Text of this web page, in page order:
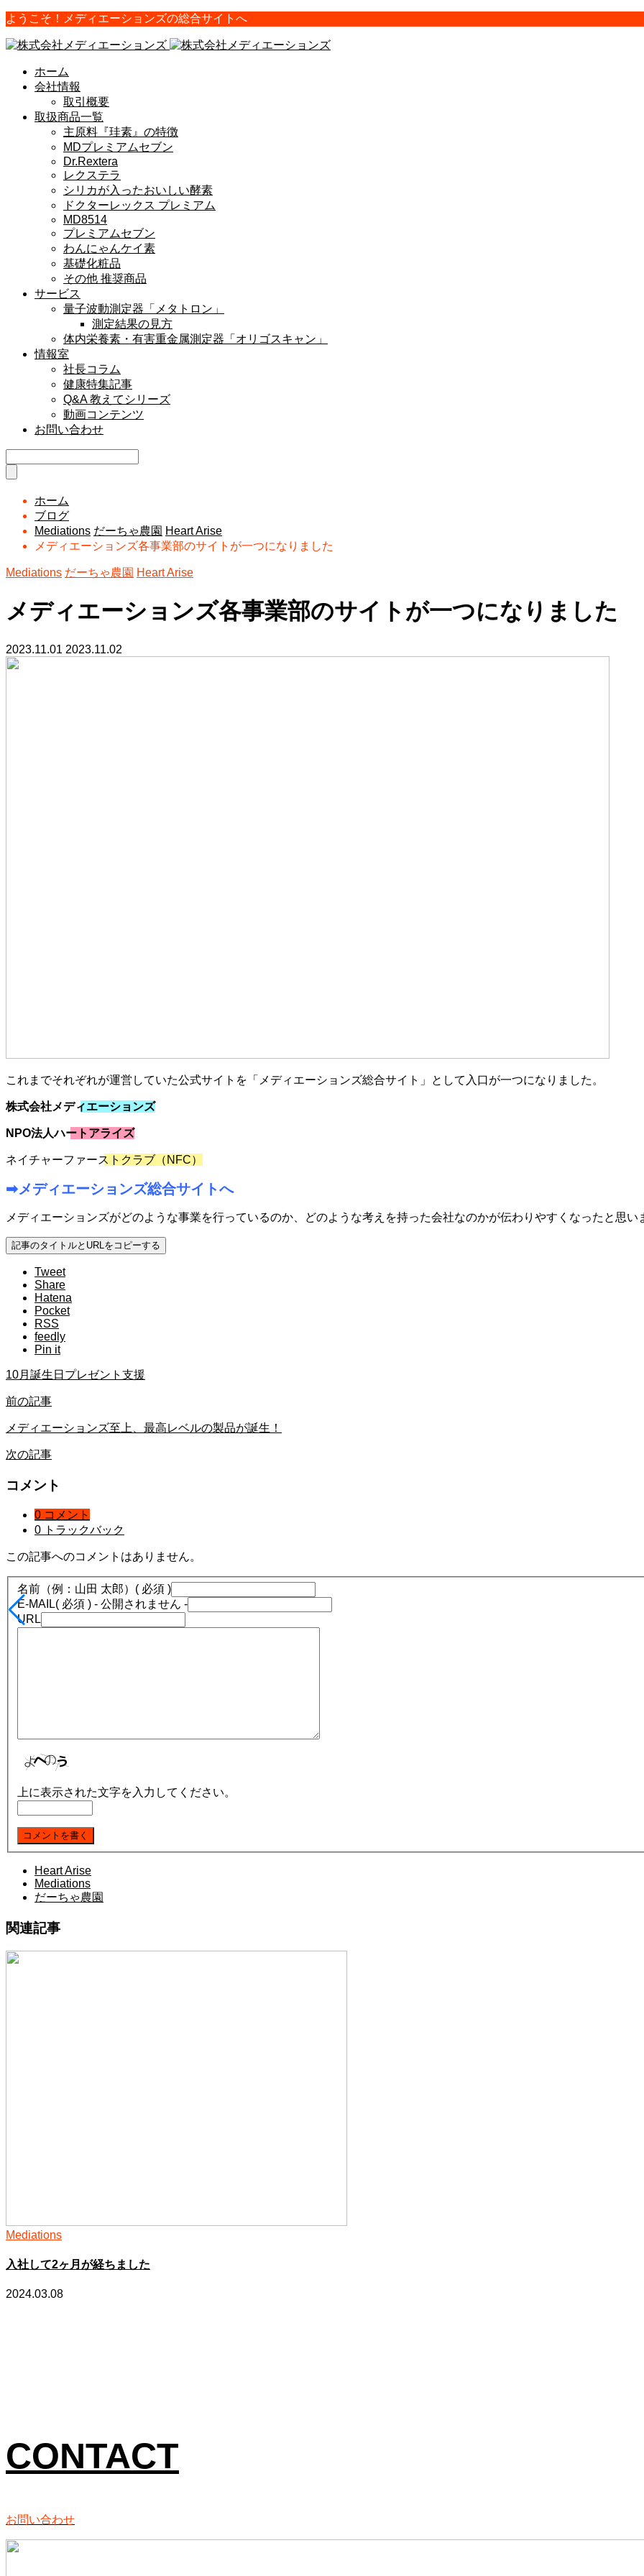
ようこそ！メディエーションズの総合サイトへ
ホーム
会社情報
取引概要
取扱商品一覧
主原料『珪素』の特徴
MDプレミアムセブン
Dr.Rextera
レクステラ
シリカが入ったおいしい酵素
ドクターレックス プレミアム
MD8514
プレミアムセブン
わんにゃんケイ素
基礎化粧品
その他 推奨商品
サービス
量子波動測定器「メタトロン」
測定結果の見方
体内栄養素・有害重金属測定器「オリゴスキャン」
情報室
社長コラム
健康特集記事
Q&A 教えてシリーズ
動画コンテンツ
お問い合わせ
ホーム
ブログ
Mediations だーちゃ農園 Heart Arise
メディエーションズ各事業部のサイトが一つになりました
Mediations だーちゃ農園 Heart Arise
メディエーションズ各事業部のサイトが一つになりました
2023.11.01 2023.11.02
これまでそれぞれが運営していた公式サイトを「メディエーションズ総合サイト」として入口が一つになりました。
株式会社メディエーションズ
NPO法人ハートアライズ
ネイチャーファーストクラブ（NFC）
➡メディエーションズ総合サイトへ
メディエーションズがどのような事業を行っているのか、どのような考えを持った会社なのかが伝わりやすくなったと思い
記事のタイトルとURLをコピーする
Tweet
Share
Hatena
Pocket
RSS
feedly
Pin it
10月誕生日プレゼント支援
前の記事
メディエーションズ至上、最高レベルの製品が誕生！
次の記事
コメント
0 コメント
0 トラックバック
この記事へのコメントはありません。
名前（例：山田 太郎） ( 必須 )
E-MAIL( 必須 ) - 公開されません -
URL
上に表示された文字を入力してください。
Heart Arise
Mediations
だーちゃ農園
関連記事
Mediations
入社して2ヶ月が経ちました
2024.03.08
CONTACT
お問い合わせ